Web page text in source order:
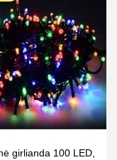
girlianda 100 LED,